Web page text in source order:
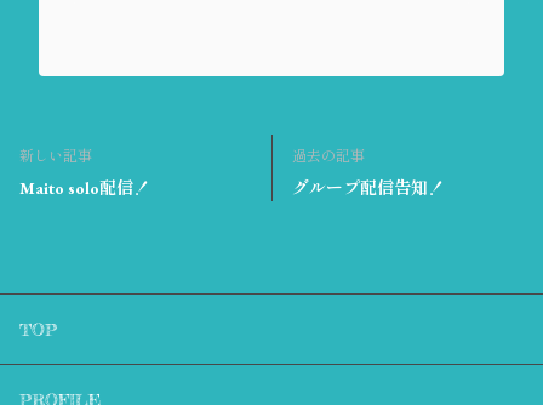
新しい記事
Maito solo配信！
過去の記事
グループ配信告知！
TOP
PROFILE